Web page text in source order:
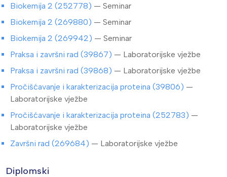
Biokemija 2 (252778) — Seminar
Biokemija 2 (269880) — Seminar
Biokemija 2 (269942) — Seminar
Praksa i završni rad (39867) — Laboratorijske vježbe
Praksa i završni rad (39868) — Laboratorijske vježbe
Pročišćavanje i karakterizacija proteina (39806) —
Laboratorijske vježbe
Pročišćavanje i karakterizacija proteina (252783) —
Laboratorijske vježbe
Završni rad (269684) — Laboratorijske vježbe
Diplomski